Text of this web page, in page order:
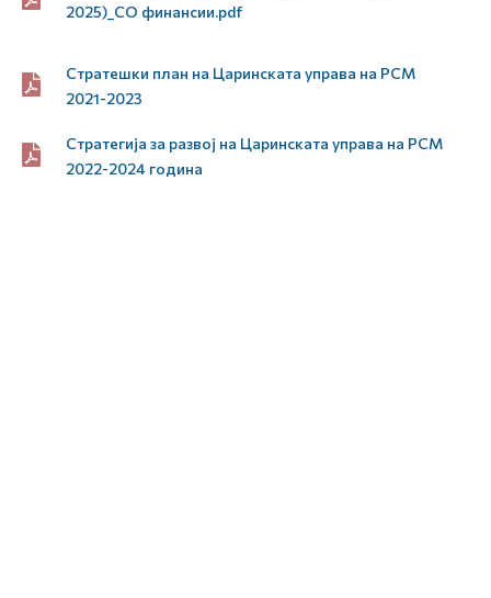
2025)_СО финансии.pdf
Стратешки план на Царинската управа на РСМ
2021-2023
Стратегија за развој на Царинската управа на РСМ
2022-2024 година